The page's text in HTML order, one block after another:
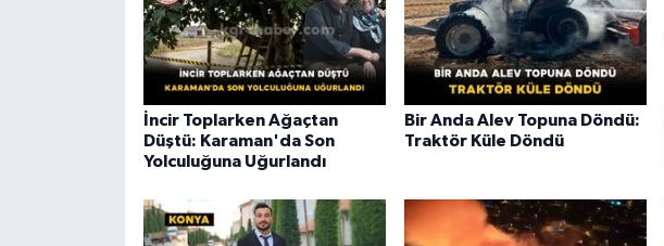
İncir Toplarken Ağaçtan
Düştü: Karaman'da Son
Yolculuğuna Uğurlandı
Bir Anda Alev Topuna Döndü:
Traktör Küle Döndü